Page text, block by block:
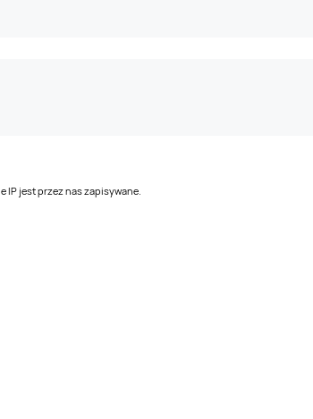
IP jest przez nas zapisywane.